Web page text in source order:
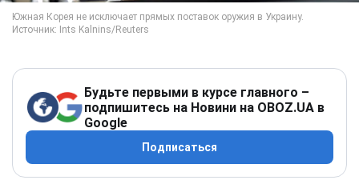
Будьте первыми в курсе главного –
подпишитесь на Новини на OBOZ.UA в
Google
Подписаться